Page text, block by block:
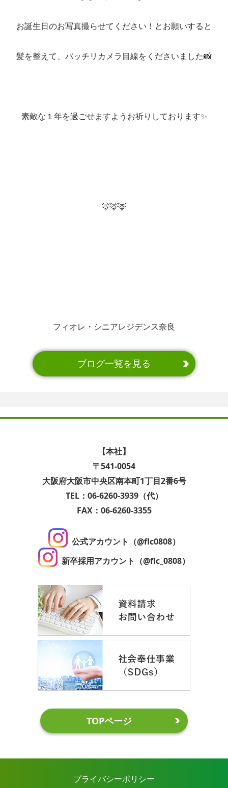
お誕生日のお写真撮らせてください！とお願いすると
髪を整えて、バッチリカメラ目線をくださいました📸
素敵な１年を過ごせますようお祈りしております✨
🦌🦌🦌
フィオレ・シニアレジデンス奈良
ブログ一覧を見る
【本社】
〒541-0054
大阪府大阪市中央区南本町1丁目2番6号
TEL：06-6260-3939（代）
FAX：06-6260-3355
公式アカウント（@flc0808）
新卒採用アカウント（@flc_0808）
TOPページ
プライバシーポリシー